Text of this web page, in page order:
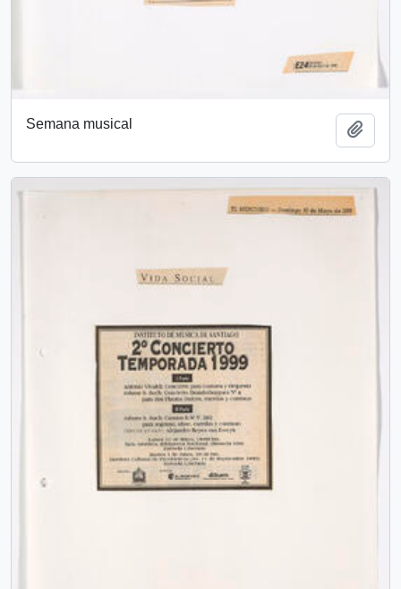
Semana musical